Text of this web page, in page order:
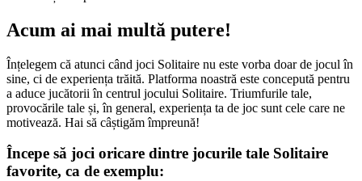
Acum ai mai multă putere!
Înțelegem că atunci când joci Solitaire nu este vorba doar de jocul în
sine, ci de experiența trăită. Platforma noastră este concepută pentru
a aduce jucătorii în centrul jocului Solitaire. Triumfurile tale,
provocările tale și, în general, experiența ta de joc sunt cele care ne
motivează. Hai să câștigăm împreună!
Începe să joci oricare dintre jocurile tale Solitaire
favorite, ca de exemplu: